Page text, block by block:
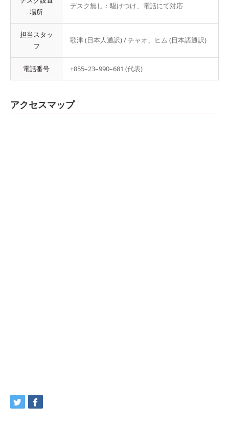
場所
デスク無し：駆けつけ、電話にて対応
担当スタッ
フ
歌津 (日本人通訳) / チャオ、ヒム (日本語通訳)
電話番号 +855–23–990–681 (代表)
アクセスマップ